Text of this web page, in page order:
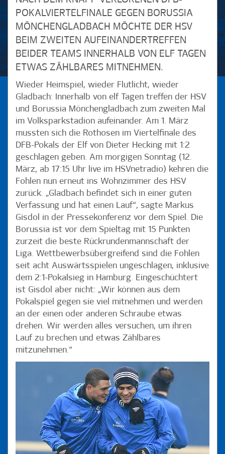
lediglich 15 Gegentoren zählt das Team von Trainer Dirk
vergangenen Spielzeit mit einer defensiven Spielkultur
überzeugte, zum oberen Drittel der Tabelle. In den vergangenen
Spielen hievten die Fuggerstädter ihre Defensivqualität sogar
Gegentreffer beim 1:1-Remis gegen Frankfurt hinnehmen.
Ansonsten stand in Ingolstadt (2:0), gegen Berlin (0:0) und in
Köln (0:0) souverän die Null. Diesen Trend will der FCA natürlich
fortsetzen und auch in Hamburg Zählbares holen, wie Schuster
erklärt: "Es ist unser Ziel, mindestens den Abstand zum HSV zu
wahren, wenn möglich ihn auszubauen. Wir wollen an die
letzten 70 Minuten aus dem Spiel gegen Frankfurt anknüpfen
und den nächsten Schritt machen."
Bei diesem Schritt könnten unter Umständen auch die zuletzt
verletzten Ja-Cheol Koo und Jeffrey Gouweleeuw wieder helfen.
Der Mittelfeldspieler und der Innenverteidiger sind zurück im
Mannschaftstraining und könnten gegen Hamburg wieder zum
FCA-Kader gehören. In jenem Kader steht aller Voraussicht nach
mit Gojko Kacar auch ein verdienter HSV-Profi. Von 2010 bis
2016 spielte der Serbe an der Elbe und avancierte mit seiner
kämpferischen Art zum Fan-Liebling. Keine Frage, mit dem FC
Augsburg reißt eine schlagfertige Truppe in den Volkspark, wie
auch HSV-Trainer Markus Gisdol weiß: „Einen Gegner wie
Augsburg hatten wir jetzt noch nicht. Es ist eine Mannschaft,
die wirklich sehr gut verteidigen kann und gewissenhaft mit
allen Mann gegen den Ball arbeitet, aber auch gute
Konterspieler in ihren Reihen hat. Das wird eine große
Herausforderung.“
Michael Gregoritsch und Bobby Wood zeigten sich zuletzt in
POKALVIERTELFINALE GEGEN BORUSSIA
MÖNCHENGLADBACH MÖCHTE DER HSV
BEIM ZWEITEN AUFEINANDERTREFFEN
BEIDER TEAMS INNERHALB VON ELF TAGEN
ETWAS ZÄHLBARES MITNEHMEN.
Wieder Heimspiel, wieder Flutlicht, wieder
Gladbach: Innerhalb von elf Tagen treffen der HSV
und Borussia Mönchengladbach zum zweiten Mal
im Volksparkstadion aufeinander. Am 1. März
mussten sich die Rothosen im Viertelfinale des
DFB-Pokals der Elf von Dieter Hecking mit 1:2
geschlagen geben. Am morgigen Sonntag (12.
März, ab 17:15 Uhr live im HSVnetradio) kehren die
Fohlen nun erneut ins Wohnzimmer des HSV
zurück. „Gladbach befindet sich in einer guten
Verfassung und hat einen Lauf“, sagte Markus
Gisdol in der Pressekonferenz vor dem Spiel. Die
Borussia ist vor dem Spieltag mit 15 Punkten
zurzeit die beste Rückrundenmannschaft der
Liga. Wettbewerbsübergreifend sind die Fohlen
seit acht Auswärtsspielen ungeschlagen, inklusive
dem 2:1-Pokalsieg in Hamburg. Eingeschüchtert
ist Gisdol aber nicht: „Wir können aus dem
Pokalspiel gegen sie viel mitnehmen und werden
an der einen oder anderen Schraube etwas
drehen. Wir werden alles versuchen, um ihren
Lauf zu brechen und etwas Zählbares
mitzunehmen.“